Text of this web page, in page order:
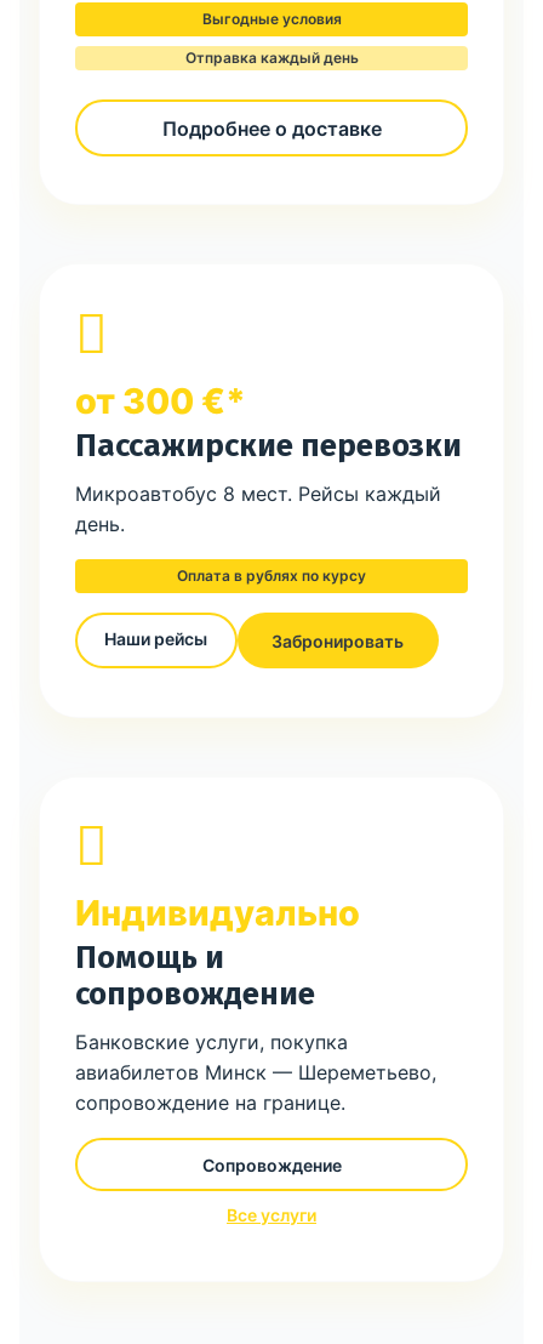
Выгодные условия
Отправка каждый день
Подробнее о доставке
от 300 €*
Пассажирские перевозки
Микроавтобус 8 мест. Рейсы каждый
день.
Оплата в рублях по курсу
Наши рейсы Забронировать
Индивидуально
Помощь и
сопровождение
Банковские услуги, покупка
авиабилетов Минск — Шереметьево,
сопровождение на границе.
Сопровождение
Все услуги